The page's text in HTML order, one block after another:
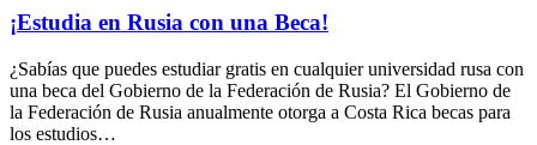
¡Estudia en Rusia con una Beca!
¿Sabías que puedes estudiar gratis en cualquier universidad rusa con
una beca del Gobierno de la Federación de Rusia? El Gobierno de
la Federación de Rusia anualmente otorga a Costa Rica becas para
los estudios…